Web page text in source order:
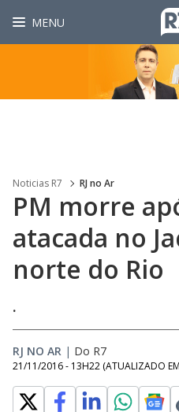
MENU
Noticias R7 RJ no Ar
PM morre
atacada no
norte do Rio
.
RJ NO AR | Do R7
21/11/2016 - 13H22 (ATUALIZADO EM